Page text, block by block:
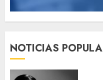
NOTICIAS
1